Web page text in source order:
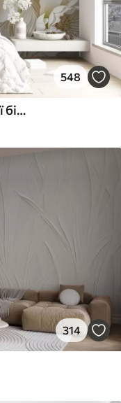
548
Елегантні об'ємні квіти імітації білої півонії з м'якими пелюстками та пастельно-жовтими серединками на світлому фоні
314